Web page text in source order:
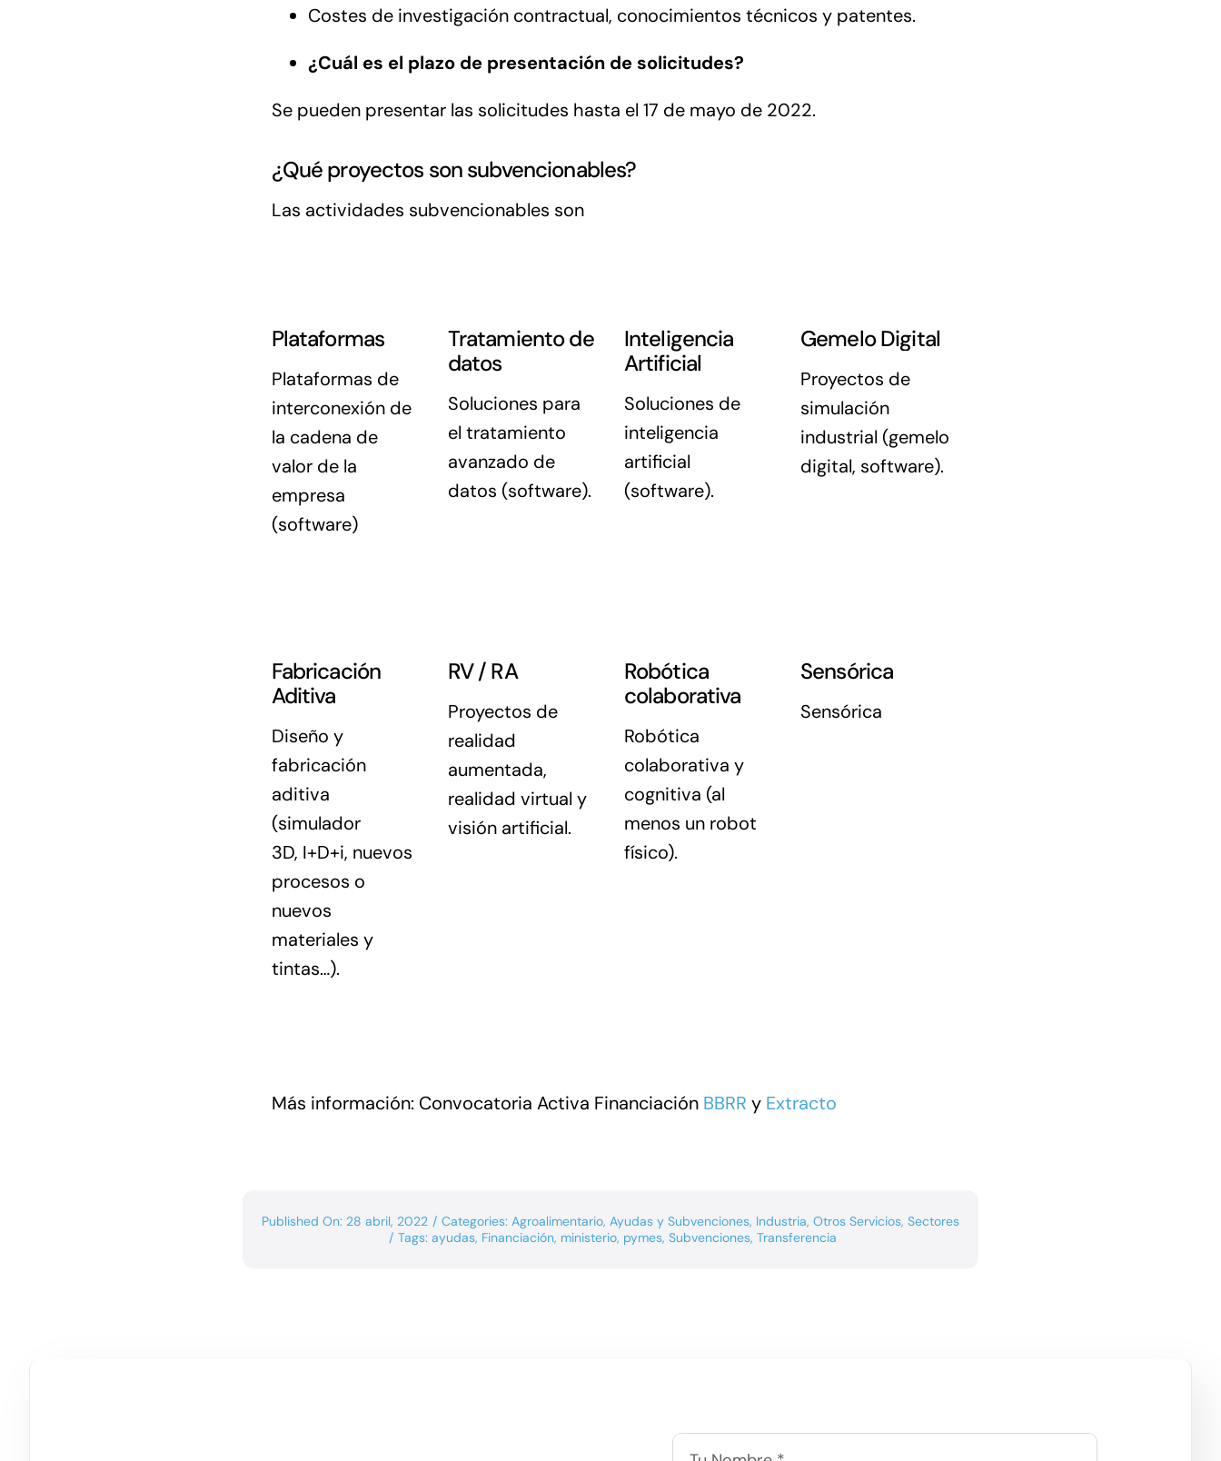
Costes de investigación contractual, conocimientos técnicos y patentes.
¿Cuál es el plazo de presentación de solicitudes?
Se pueden presentar las solicitudes hasta el 17 de mayo de 2022.
¿Qué proyectos son subvencionables?
Las actividades subvencionables son
Plataformas
Plataformas de
interconexión de
la cadena de
valor de la
empresa
(software)
Tratamiento de
datos
Soluciones para
el tratamiento
avanzado de
datos (software).
Inteligencia
Artificial
Soluciones de
inteligencia
artificial
(software).
Gemelo Digital
Proyectos de
simulación
industrial (gemelo
digital, software).
Fabricación
Aditiva
Diseño y
fabricación
aditiva
(simulador
3D, I+D+i, nuevos
procesos o
nuevos
materiales y
tintas…).
RV / RA
Proyectos de
realidad
aumentada,
realidad virtual y
visión artificial.
Robótica
colaborativa
Robótica
colaborativa y
cognitiva (al
menos un robot
físico).
Sensórica
Sensórica
Más información: Convocatoria Activa Financiación BBRR yExtracto
Published On: 28 abril, 2022 / Categories: Agroalimentario, Ayudas y Subvenciones, Industria, Otros Servicios, Sectores
/ Tags: ayudas, Financiación, ministerio, pymes, Subvenciones, Transferencia